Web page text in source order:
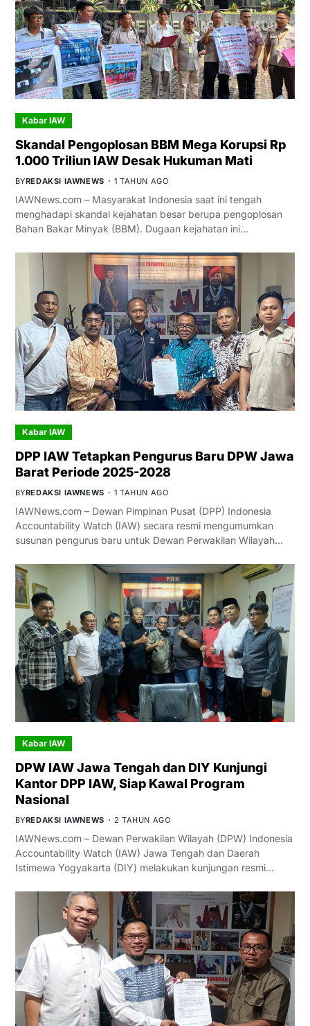
Kabar IAW
Skandal Pengoplosan BBM Mega Korupsi Rp
1.000 Triliun IAW Desak Hukuman Mati
BYREDAKSI IAWNEWS 1 TAHUN AGO
IAWNews.com – Masyarakat Indonesia saat ini tengah
menghadapi skandal kejahatan besar berupa pengoplosan
Bahan Bakar Minyak (BBM). Dugaan kejahatan ini…
Kabar IAW
DPP IAW Tetapkan Pengurus Baru DPW Jawa
Barat Periode 2025-2028
BYREDAKSI IAWNEWS 1 TAHUN AGO
IAWNews.com – Dewan Pimpinan Pusat (DPP) Indonesia
Accountability Watch (IAW) secara resmi mengumumkan
susunan pengurus baru untuk Dewan Perwakilan Wilayah…
Kabar IAW
DPW IAW Jawa Tengah dan DIY Kunjungi
Kantor DPP IAW, Siap Kawal Program
Nasional
BYREDAKSI IAWNEWS 2 TAHUN AGO
IAWNews.com – Dewan Perwakilan Wilayah (DPW) Indonesia
Accountability Watch (IAW) Jawa Tengah dan Daerah
Istimewa Yogyakarta (DIY) melakukan kunjungan resmi…